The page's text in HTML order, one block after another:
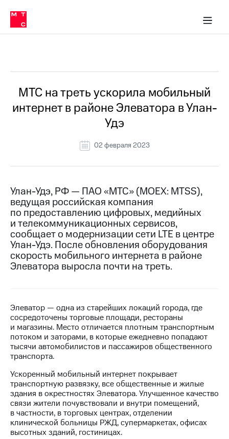
Медиа-центр
и акционерам
Устойчивое развитие
Комплаенс и деловая этика
компании
Карьера
История
компании
информация
Контакты
Медиа-центр
Пресс-
релизы
МТС
о технологиях
Достижения
Финансовая
отчетность
Контакты
Новости
в
регионе
и акционерам
Корпоративное
управление
в МТС
Пресс-
релизы
МТС на треть ускорила мобильный
интернет в районе Элеватора в Улан-
Удэ
02 февраля 2023
Улан-Удэ, РФ — ПАО «МТС» (MOEX: MTSS),
ведущая российская компания
по предоставлению цифровых, медийных
и телекоммуникационных сервисов,
сообщает о модернизации сети LTE в центре
Улан-Удэ. После обновления оборудования
скорость мобильного интернета в районе
Элеватора выросла почти на треть.
Элeвaтop — одна из старейших локаций города, где
сосредоточены торговые площади, рестораны
и магазины. Место отличается плотным транспортным
потоком и заторами, в которые ежедневно попадают
тысячи автомобилистов и пассажиров общественного
транспорта.
Ускоренный мобильный интернет покрывает
транспортную развязку, все общественные и жилые
здания в окрестностях Элеватора. Улучшенное качество
связи жители почувствовали и внутри помещений,
в частности, в торговых центрах, отделении
клинической больницы РЖД, супермаркетах, офисах
высотных зданий, гостиницах.